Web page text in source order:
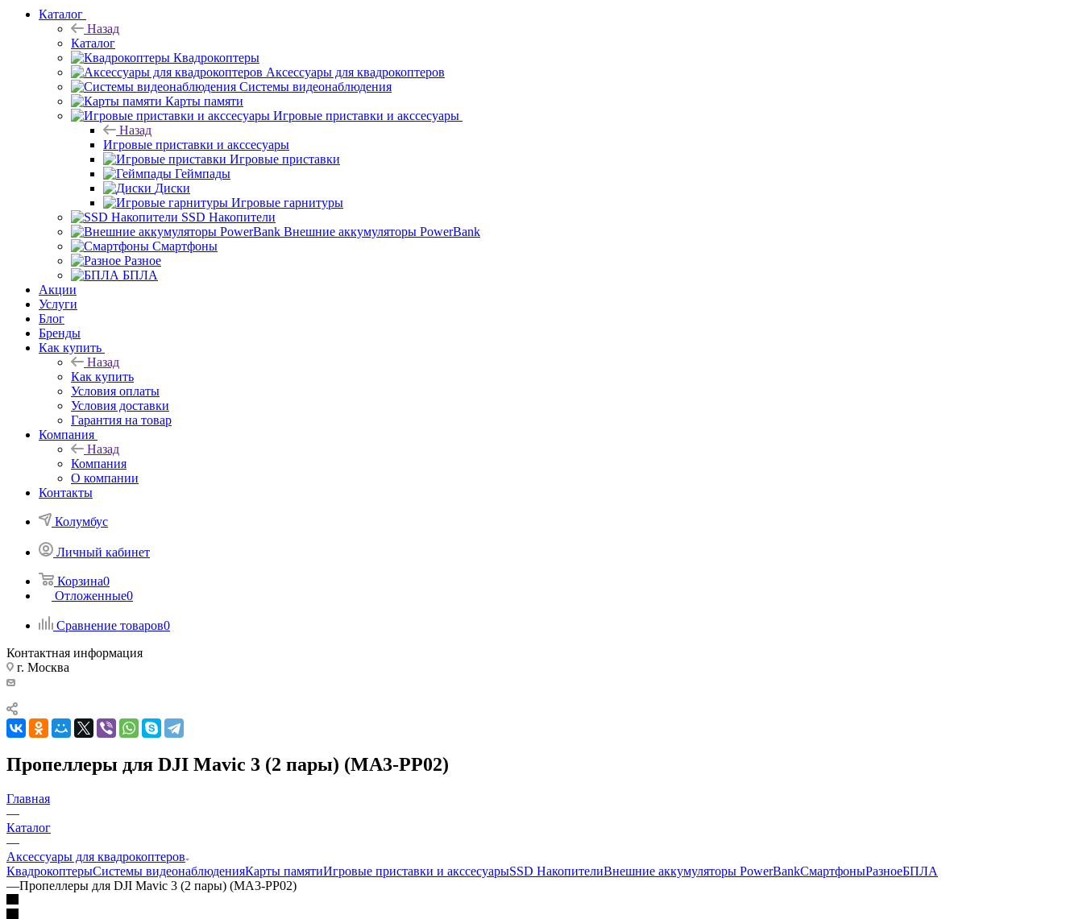
Каталог
Назад
Каталог
Квадрокоптеры
Аксессуары для квадрокоптеров
Системы видеонаблюдения
Карты памяти
Игровые приставки и акссесуары
Назад
Игровые приставки и акссесуары
Игровые приставки
Геймпады
Диски
Игровые гарнитуры
SSD Накопители
Внешние аккумуляторы PowerBank
Смартфоны
Разное
БПЛА
Акции
Услуги
Блог
Бренды
Как купить
Назад
Как купить
Условия оплаты
Условия доставки
Гарантия на товар
Компания
Назад
Компания
О компании
Контакты
Колумбус
Личный кабинет
Корзина0
Отложенные0
Сравнение товаров0
Контактная информация
г. Москва
Пропеллеры для DJI Mavic 3 (2 пары) (MA3-PP02)
Главная
—
Каталог
—
Аксессуары для квадрокоптеров
КвадрокоптерыСистемы видеонаблюденияКарты памятиИгровые приставки и акссесуарыSSD НакопителиВнешние аккумуляторы PowerBankСмартфоныРазноеБПЛА
—Пропеллеры для DJI Mavic 3 (2 пары) (MA3-PP02)